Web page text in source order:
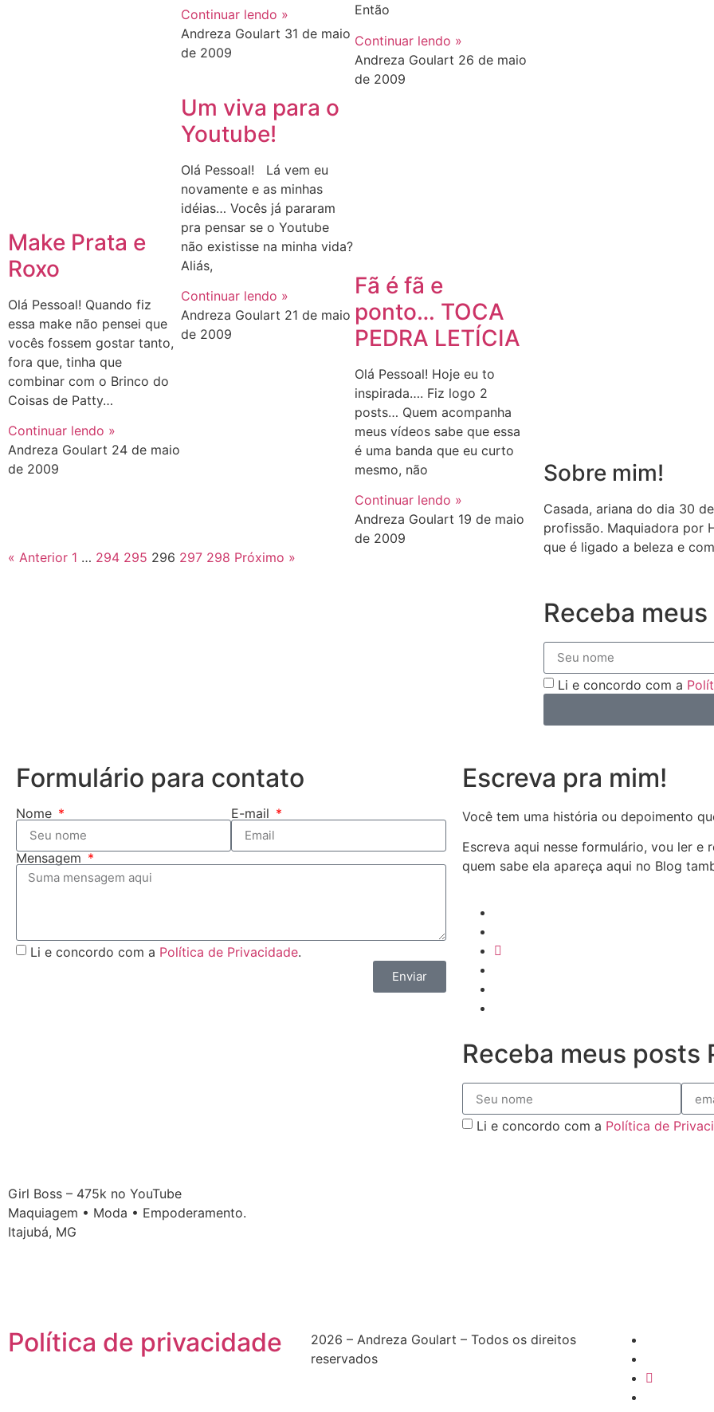
Continuar lendo »
Andreza Goulart 31 de maio
de 2009
Então
Continuar lendo »
Andreza Goulart 26 de maio
de 2009
Make Prata e
Roxo
Olá Pessoal! Quando fiz
essa make não pensei que
vocês fossem gostar tanto,
fora que, tinha que
combinar com o Brinco do
Coisas de Patty…
Continuar lendo »
Andreza Goulart 24 de maio
de 2009
Um viva para o
Youtube!
Olá Pessoal! Lá vem eu
novamente e as minhas
idéias… Vocês já pararam
pra pensar se o Youtube
não existisse na minha vida?
Aliás,
Continuar lendo »
Andreza Goulart 21 de maio
de 2009
Fã é fã e
ponto… TOCA
PEDRA LETÍCIA
Olá Pessoal! Hoje eu to
inspirada…. Fiz logo 2
posts… Quem acompanha
meus vídeos sabe que essa
é uma banda que eu curto
mesmo, não
Continuar lendo »
Andreza Goulart 19 de maio
de 2009
« Anterior 1 … 294 295 296 297 298 Próximo »
Sobre mim!
Casada, ariana do dia 30
profissão. Maquiadora por
que é ligado a beleza e
Receba
Li e concordo com a
Formulário para contato
Nome E-mail
Mensagem
Li e concordo com a Política de Privacidade.
Enviar
Escreva pra mim!
Você tem uma história ou depoimento
Escreva aqui nesse formulário, vou ler e
quem sabe ela apareça aqui no Blog
Girl Boss – 475k no YouTube
Maquiagem • Moda • Empoderamento.
Itajubá, MG
Receba meus posts
Li e concordo com a Política de
Política de privacidade
2026 – Andreza Goulart – Todos os direitos
reservados